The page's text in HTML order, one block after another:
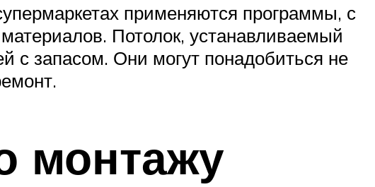
применяются программы, с
Потолок, устанавливаемый
с запасом. Они могут понадобиться не
монтажу